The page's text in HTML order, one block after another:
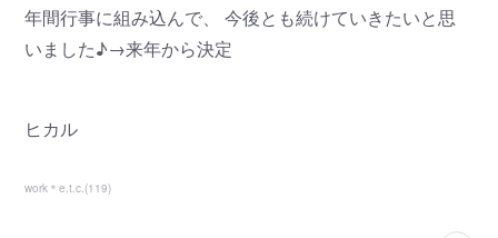
年間行事に組み込んで、 今後とも続けていきたいと思
いました♪→来年から決定
ヒカル
work＊e.t.c.(119)